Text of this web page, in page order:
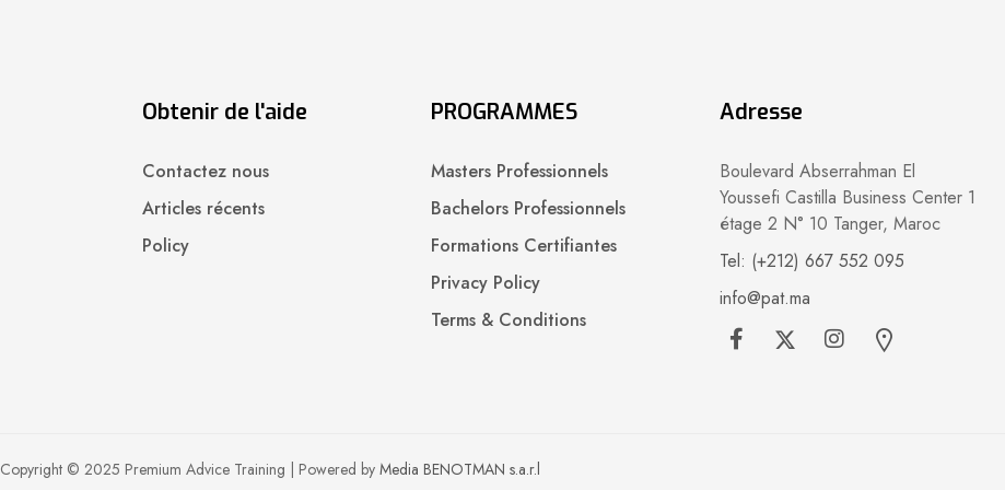
Obtenir de l'aide
Contactez nous
Articles récents
Policy
PROGRAMMES
Masters Professionnels
Bachelors Professionnels
Formations Certifiantes
Privacy Policy
Terms & Conditions
Adresse
Boulevard Abserrahman El
Youssefi Castilla Business Center 1
étage 2 N° 10 Tanger, Maroc
Tel: (+212) 667 552 095
info@pat.ma
Copyright © 2025 Premium Advice Training | Powered by Media BENOTMAN s.a.r.l